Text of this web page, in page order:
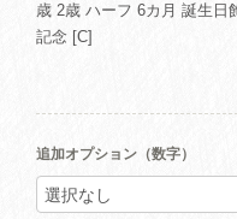
歳 2歳 ハーフ 6カ月 誕生日
記念 [C]
追加オプション（数字）